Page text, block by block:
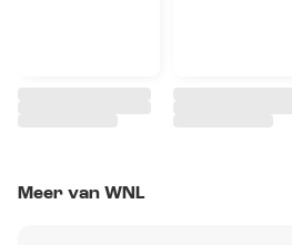
Meer van WNL